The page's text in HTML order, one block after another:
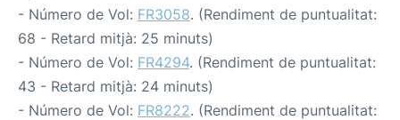
- Número de Vol: FR3058. (Rendiment de puntualitat:
68 - Retard mitjà: 25 minuts)
- Número de Vol: FR4294. (Rendiment de puntualitat:
43 - Retard mitjà: 24 minuts)
- Número de Vol: FR8222. (Rendiment de puntualitat: